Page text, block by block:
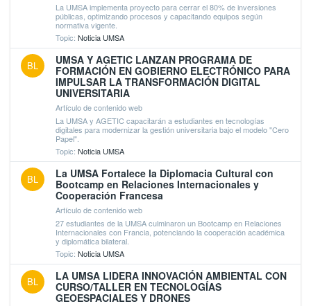
La UMSA implementa proyecto para cerrar el 80% de inversiones
públicas, optimizando procesos y capacitando equipos según
normativa vigente.
Topic: Noticia UMSA
BL
UMSA Y AGETIC LANZAN PROGRAMA DE
FORMACIÓN EN GOBIERNO ELECTRÓNICO PARA
IMPULSAR LA TRANSFORMACIÓN DIGITAL
UNIVERSITARIA
Artículo de contenido web
La UMSA y AGETIC capacitarán a estudiantes en tecnologías
digitales para modernizar la gestión universitaria bajo el modelo "Cero
Papel".
Topic: Noticia UMSA
BL
La UMSA Fortalece la Diplomacia Cultural con
Bootcamp en Relaciones Internacionales y
Cooperación Francesa
Artículo de contenido web
27 estudiantes de la UMSA culminaron un Bootcamp en Relaciones
Internacionales con Francia, potenciando la cooperación académica
y diplomática bilateral.
Topic: Noticia UMSA
BL
LA UMSA LIDERA INNOVACIÓN AMBIENTAL CON
CURSO/TALLER EN TECNOLOGÍAS
GEOESPACIALES Y DRONES